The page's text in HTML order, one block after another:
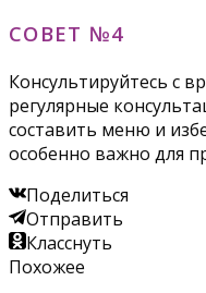
СОВЕТ №4
Консультируйтесь с
регулярные
составить меню и
особенно важно для
Поделиться
Отправить
Класснуть
Похожее